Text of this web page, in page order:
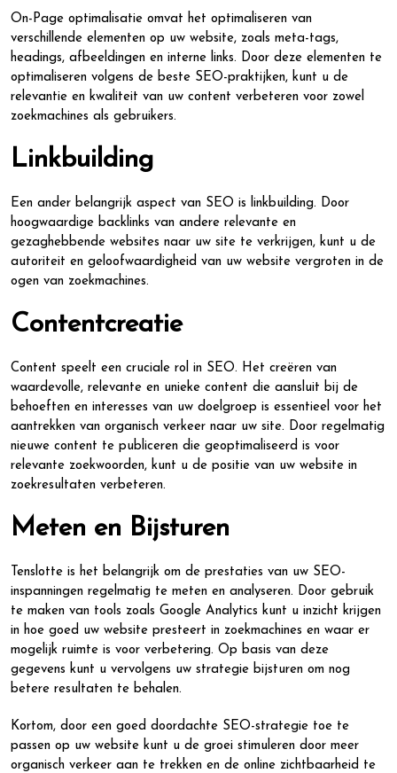
On-Page optimalisatie omvat het optimaliseren van
verschillende elementen op uw website, zoals meta-tags,
headings, afbeeldingen en interne links. Door deze elementen te
optimaliseren volgens de beste SEO-praktijken, kunt u de
relevantie en kwaliteit van uw content verbeteren voor zowel
zoekmachines als gebruikers.
Linkbuilding
Een ander belangrijk aspect van SEO is linkbuilding. Door
hoogwaardige backlinks van andere relevante en
gezaghebbende websites naar uw site te verkrijgen, kunt u de
autoriteit en geloofwaardigheid van uw website vergroten in de
ogen van zoekmachines.
Contentcreatie
Content speelt een cruciale rol in SEO. Het creëren van
waardevolle, relevante en unieke content die aansluit bij de
behoeften en interesses van uw doelgroep is essentieel voor het
aantrekken van organisch verkeer naar uw site. Door regelmatig
nieuwe content te publiceren die geoptimaliseerd is voor
relevante zoekwoorden, kunt u de positie van uw website in
zoekresultaten verbeteren.
Meten en Bijsturen
Tenslotte is het belangrijk om de prestaties van uw SEO-
inspanningen regelmatig te meten en analyseren. Door gebruik
te maken van tools zoals Google Analytics kunt u inzicht krijgen
in hoe goed uw website presteert in zoekmachines en waar er
mogelijk ruimte is voor verbetering. Op basis van deze
gegevens kunt u vervolgens uw strategie bijsturen om nog
betere resultaten te behalen.
Kortom, door een goed doordachte SEO-strategie toe te
passen op uw website kunt u de groei stimuleren door meer
organisch verkeer aan te trekken en de online zichtbaarheid te